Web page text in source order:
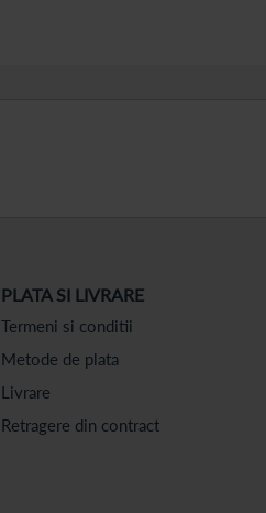
PLATA SI LIVRARE
Termeni si conditii
Metode de plata
Livrare
Retragere din contract